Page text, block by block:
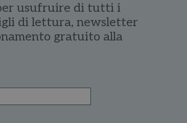
usufruire di tutti i
di lettura, newsletter
gratuito alla